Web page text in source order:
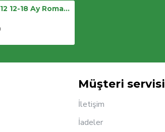
3-6 6-9 9-12 12-18 Ay Romantik Ayıcık Nakışlı Bandajlı Kısa Kollu Sweatli 3lü Kız-erkek Bebek Takımı
Müşteri servisi
İletişim
İadeler